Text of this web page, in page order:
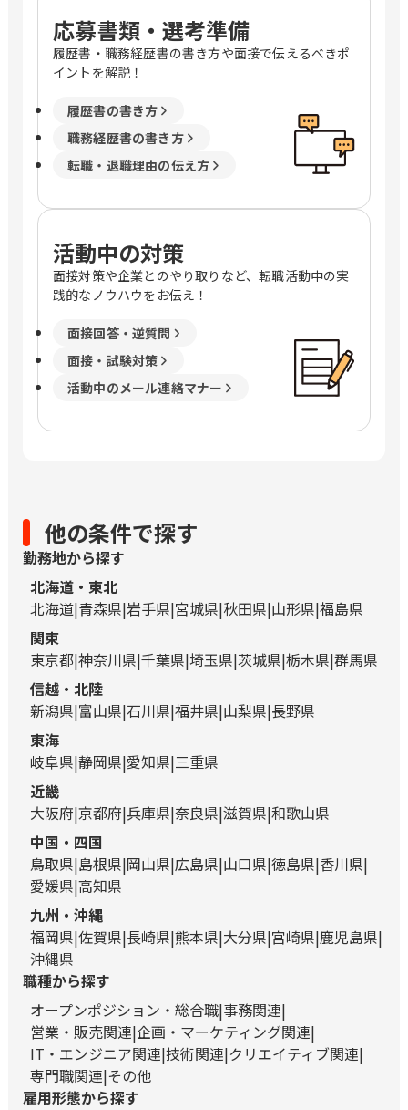
応募書類・選考準備
履歴書・職務経歴書の書き方や面接で伝えるべきポ
イントを解説！
履歴書の書き方
職務経歴書の書き方
転職・退職理由の伝え方
活動中の対策
面接対策や企業とのやり取りなど、転職活動中の実
践的なノウハウをお伝え！
面接回答・逆質問
面接・試験対策
活動中のメール連絡マナー
他の条件で探す
勤務地から探す
北海道・東北
北海道 青森県 岩手県 宮城県 秋田県 山形県 福島県
関東
東京都 神奈川県 千葉県 埼玉県 茨城県 栃木県 群馬県
信越・北陸
新潟県 富山県 石川県 福井県 山梨県 長野県
東海
岐阜県 静岡県 愛知県 三重県
近畿
大阪府 京都府 兵庫県 奈良県 滋賀県 和歌山県
中国・四国
鳥取県 島根県 岡山県 広島県 山口県 徳島県 香川県
愛媛県 高知県
九州・沖縄
福岡県 佐賀県 長崎県 熊本県 大分県 宮崎県 鹿児島県
沖縄県
職種から探す
オープンポジション・総合職 事務関連
営業・販売関連 企画・マーケティング関連
IT・エンジニア関連 技術関連 クリエイティブ関連
専門職関連 その他
雇用形態から探す